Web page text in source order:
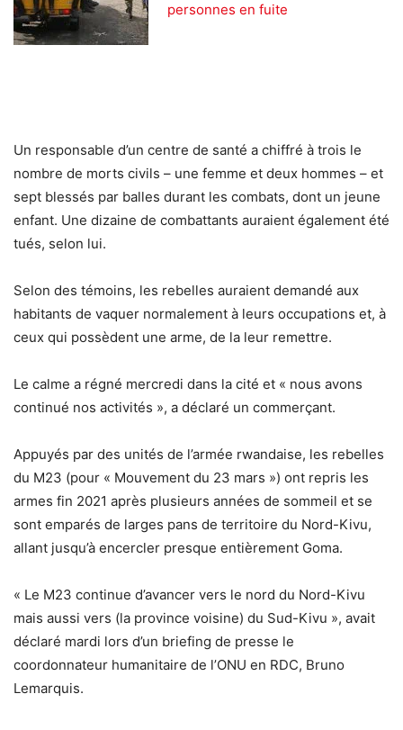
personnes en fuite
Un responsable d’un centre de santé a chiffré à trois le
nombre de morts civils – une femme et deux hommes – et
sept blessés par balles durant les combats, dont un jeune
enfant. Une dizaine de combattants auraient également été
tués, selon lui.
Selon des témoins, les rebelles auraient demandé aux
habitants de vaquer normalement à leurs occupations et, à
ceux qui possèdent une arme, de la leur remettre.
Le calme a régné mercredi dans la cité et « nous avons
continué nos activités », a déclaré un commerçant.
Appuyés par des unités de l’armée rwandaise, les rebelles
du M23 (pour « Mouvement du 23 mars ») ont repris les
armes fin 2021 après plusieurs années de sommeil et se
sont emparés de larges pans de territoire du Nord-Kivu,
allant jusqu’à encercler presque entièrement Goma.
« Le M23 continue d’avancer vers le nord du Nord-Kivu
mais aussi vers (la province voisine) du Sud-Kivu », avait
déclaré mardi lors d’un briefing de presse le
coordonnateur humanitaire de l’ONU en RDC, Bruno
Lemarquis.